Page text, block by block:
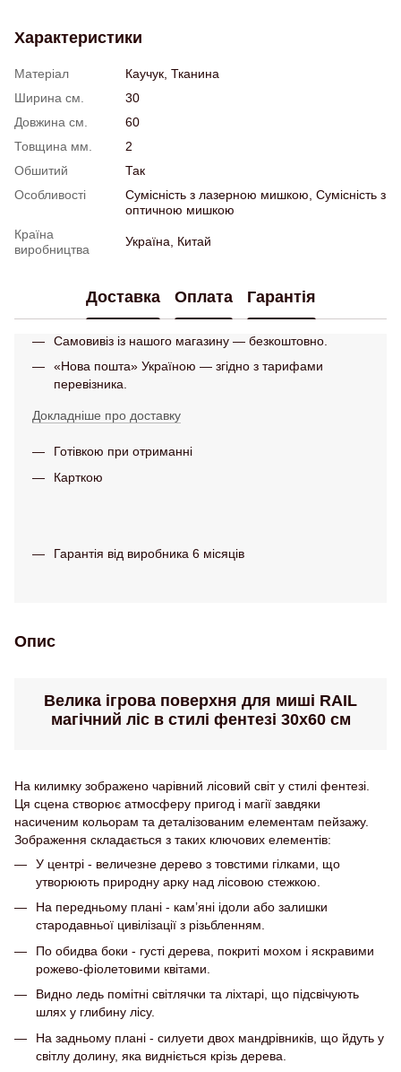
Характеристики
Матеріал
Каучук, Тканина
Ширина см.
30
Довжина см.
60
Товщина мм.
2
Обшитий
Так
Особливості
Сумісність з лазерною мишкою, Сумісність з
оптичною мишкою
Країна
виробництва
Україна, Китай
Доставка Оплата Гарантія
Самовивіз із нашого магазину — безкоштовно.
«Нова пошта» Україною — згідно з тарифами
перевізника.
Докладніше про доставку
Готівкою при отриманні
Карткою
Гарантія від виробника 6 місяців
Опис
Велика ігрова поверхня для миші RAIL
магічний ліс в стилі фентезі 30х60 см
На килимку зображено чарівний лісовий світ у стилі фентезі.
Ця сцена створює атмосферу пригод і магії завдяки
насиченим кольорам та деталізованим елементам пейзажу.
Зображення складається з таких ключових елементів:
У центрі - величезне дерево з товстими гілками, що
утворюють природну арку над лісовою стежкою.
На передньому плані - кам’яні ідоли або залишки
стародавньої цивілізації з різьбленням.
По обидва боки - густі дерева, покриті мохом і яскравими
рожево-фіолетовими квітами.
Видно ледь помітні світлячки та ліхтарі, що підсвічують
шлях у глибину лісу.
На задньому плані - силуети двох мандрівників, що йдуть у
світлу долину, яка видніється крізь дерева.